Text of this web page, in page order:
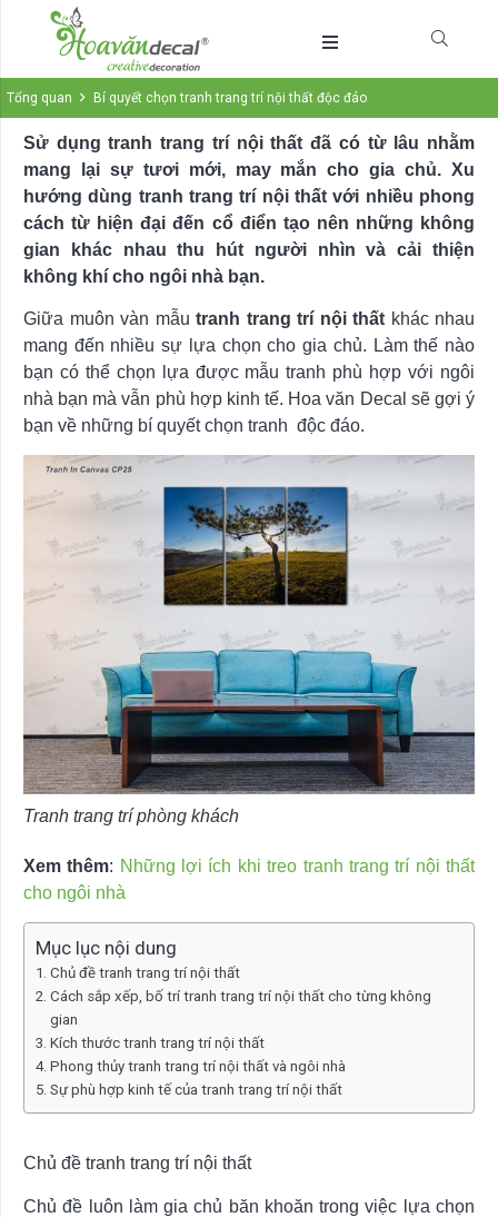
Tổng quan Bí quyết chọn tranh trang trí nội thất độc đáo
Sử dụng tranh trang trí nội thất đã có từ lâu nhằm
mang lại sự tươi mới, may mắn cho gia chủ. Xu
hướng dùng tranh trang trí nội thất với nhiều phong
cách từ hiện đại đến cổ điển tạo nên những không
gian khác nhau thu hút người nhìn và cải thiện
không khí cho ngôi nhà bạn.
Giữa muôn vàn mẫu tranh trang trí nội thất khác nhau
mang đến nhiều sự lựa chọn cho gia chủ. Làm thế nào
bạn có thể chọn lựa được mẫu tranh phù hợp với ngôi
nhà bạn mà vẫn phù hợp kinh tế. Hoa văn Decal sẽ gợi ý
bạn về những bí quyết chọn tranh độc đáo.
Tranh trang trí phòng khách
Xem thêm: Những lợi ích khi treo tranh trang trí nội thất
cho ngôi nhà
Mục lục nội dung
Chủ đề tranh trang trí nội thất
Cách sắp xếp, bố trí tranh trang trí nội thất cho từng không
gian
Kích thước tranh trang trí nội thất
Phong thủy tranh trang trí nội thất và ngôi nhà
Sự phù hợp kinh tế của tranh trang trí nội thất
Chủ đề tranh trang trí nội thất
Chủ đề luôn làm gia chủ băn khoăn trong việc lựa chọn